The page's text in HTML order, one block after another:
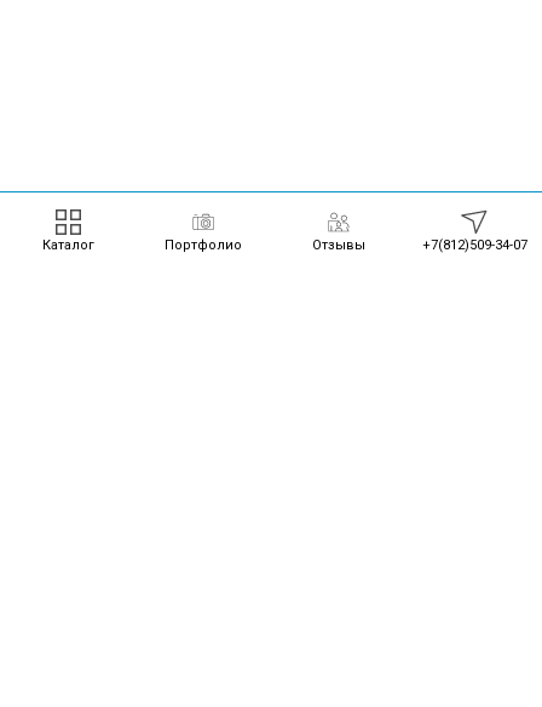
Каталог Портфолио Отзывы +7(812)509-34-07